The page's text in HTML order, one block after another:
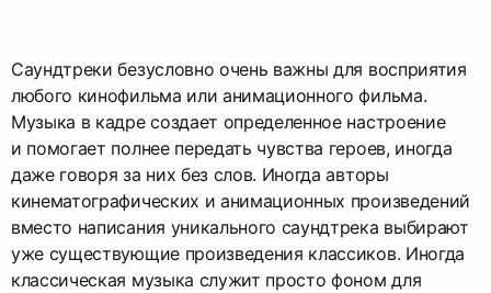
Саундтреки безусловно очень важны для восприятия
любого кинофильма или анимационного фильма.
Музыка в кадре создает определенное настроение
и помогает полнее передать чувства героев, иногда
даже говоря за них без слов. Иногда авторы
кинематографических и анимационных произведений
вместо написания уникального саундтрека выбирают
уже существующие произведения классиков. Иногда
классическая музыка служит просто фоном для